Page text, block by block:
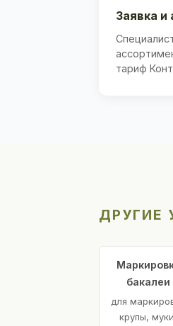
Заявка и
тариф
ДРУГИЕ
бакалеи
для
крупы,